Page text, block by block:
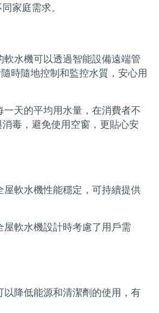
家庭需求。
軟水機可以透過智能設備遠端管
時隨地控制和監控水質，安心用
一天的平均用水量，在消費者不
毒，避免使用空窗，更貼心安
屋軟水機性能穩定，可持續提供
屋軟水機設計時考慮了用戶需
以降低能源和清潔劑的使用，有